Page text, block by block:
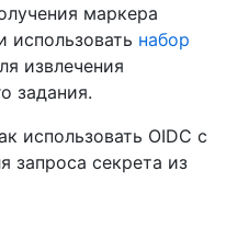
маркера
использовать набор
извлечения
задания.
использовать OIDC с
запроса секрета из